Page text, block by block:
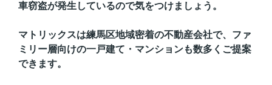
車窃盗が発生しているので気をつけましょう。
マトリックスは練馬区地域密着の不動産会社で、ファ
ミリー層向けの一戸建て・マンションも数多くご提案
できます。